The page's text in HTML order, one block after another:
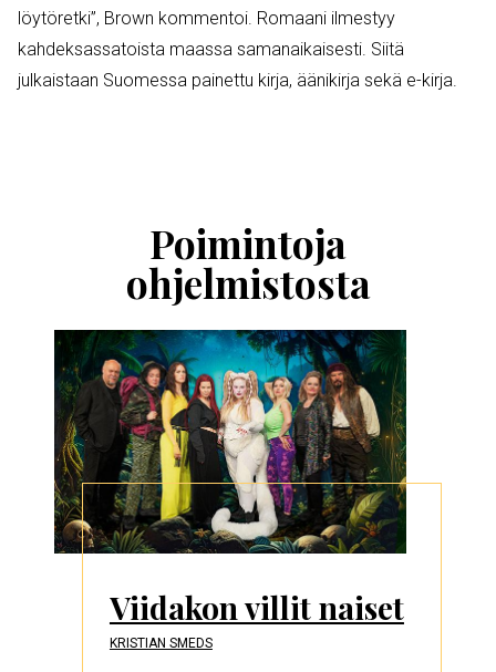
löytöretki”, Brown kommentoi. Romaani ilmestyy
kahdeksassatoista maassa samanaikaisesti. Siitä
julkaistaan Suomessa painettu kirja, äänikirja sekä e-kirja.
Poimintoja
ohjelmistosta
Viidakon villit naiset
KRISTIAN SMEDS